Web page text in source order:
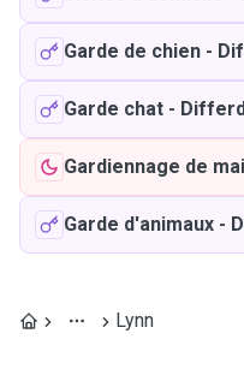
Garde de chien -
Garde chat -
Gardiennage de
Garde d'animaux -
Lynn